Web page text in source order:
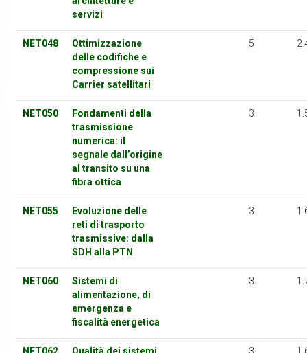
servizi
NET048
Ottimizzazione
delle codifiche e
compressione sui
Carrier satellitari
5
NET050
Fondamenti della
trasmissione
numerica: il
segnale dall’origine
al transito su una
fibra ottica
3
NET055
Evoluzione delle
reti di trasporto
trasmissive: dalla
SDH alla PTN
3
NET060
Sistemi di
alimentazione, di
emergenza e
fiscalità energetica
3